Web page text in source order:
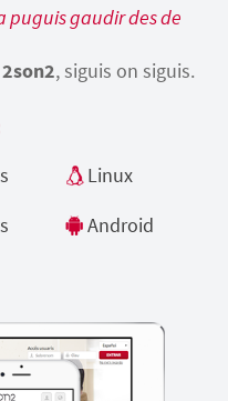
puguis gaudir des de
2son2, siguis on siguis.
Linux
Android